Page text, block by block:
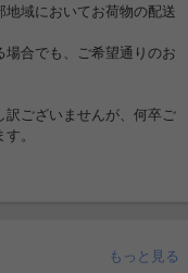
域においてお荷物の配送
場合でも、ご希望通りのお
訳ございませんが、何卒ご
。
もっと見る